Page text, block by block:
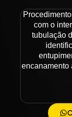
com o
tubulação
encanamento